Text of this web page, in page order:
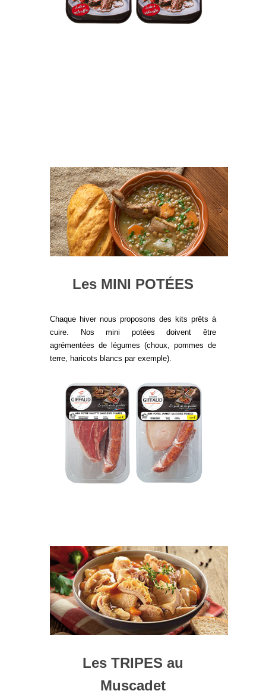
Les MINI POTÉES
Chaque hiver nous proposons des kits prêts à
cuire. Nos mini potées doivent être
agrémentées de légumes (choux, pommes de
terre, haricots blancs par exemple).
Les TRIPES au
Muscadet